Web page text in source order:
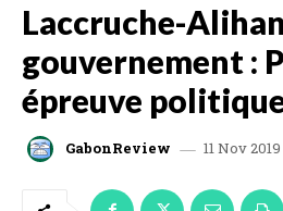
Laccruche-
gouvernement :
épreuve
GabonReview 11 Nov 2019